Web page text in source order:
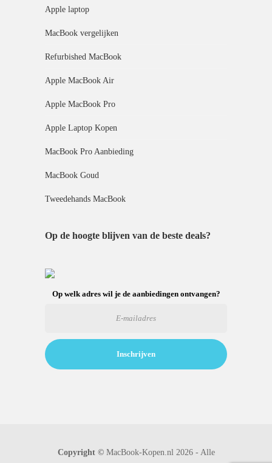
Apple laptop
MacBook vergelijken
Refurbished MacBook
Apple MacBook Air
Apple MacBook Pro
Apple Laptop Kopen
MacBook Pro Aanbieding
MacBook Goud
Tweedehands MacBook
Op de hoogte blijven van de beste deals?
Op welk adres wil je de aanbiedingen ontvangen?
Copyright ©MacBook-Kopen.nl 2026 - Alle